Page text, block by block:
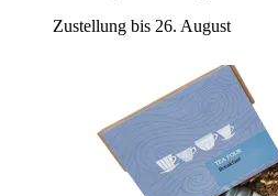
Zustellung bis 26. August